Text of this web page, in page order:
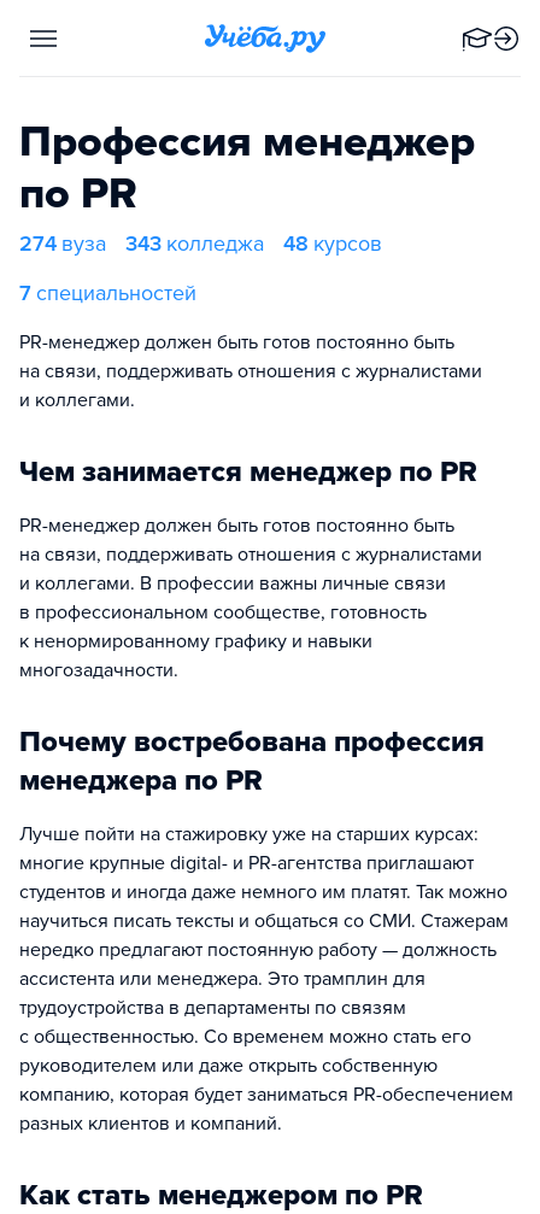
Профессия менеджер
по PR
274 вуза 343 колледжа 48 курсов
7специальностей
PR-менеджер должен быть готов постоянно быть
на связи, поддерживать отношения с журналистами
и коллегами.
Чем занимается менеджер по PR
PR-менеджер должен быть готов постоянно быть
на связи, поддерживать отношения с журналистами
и коллегами. В профессии важны личные связи
в профессиональном сообществе, готовность
к ненормированному графику и навыки
многозадачности.
Почему востребована профессия
менеджера по PR
Лучше пойти на стажировку уже на старших курсах:
многие крупные digital- и PR-агентства приглашают
студентов и иногда даже немного им платят. Так можно
научиться писать тексты и общаться со СМИ. Стажерам
нередко предлагают постоянную работу — должность
ассистента или менеджера. Это трамплин для
трудоустройства в департаменты по связям
с общественностью. Со временем можно стать его
руководителем или даже открыть собственную
компанию, которая будет заниматься PR-обеспечением
разных клиентов и компаний.
Как стать менеджером по PR